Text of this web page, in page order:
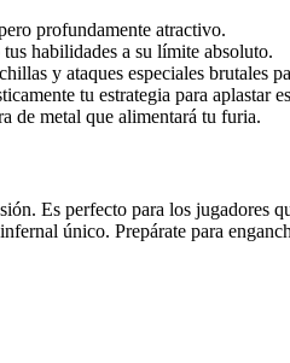
profundamente atractivo.
habilidades a su límite absoluto.
y ataques especiales brutales
tu estrategia para aplastar
de metal que alimentará tu furia.
Es perfecto para los jugadores
único. Prepárate para